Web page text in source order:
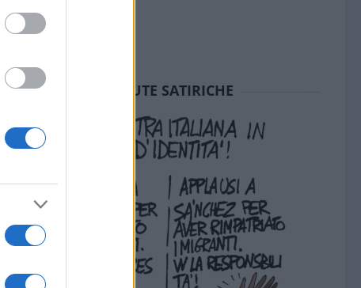
SEDUTE SATIRICHE